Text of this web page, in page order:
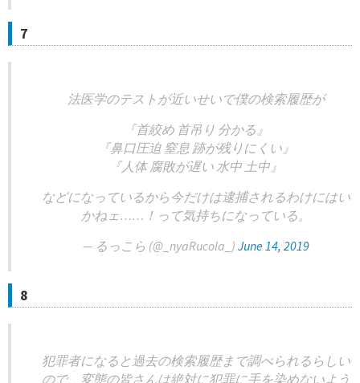
7
法医学のテストが近いせいで僕の検索履歴が
『首絞め 首吊り 分かる』
『鼻口圧迫 窒息 跡が残りにくい』
『人体 腐敗が遅い 水中 土中』
などになっているから今だけは逮捕されるわけにはい
かねェ……！って気持ちになっている。
— るっこら (@_nyaRucola_) June 14, 2019
8
犯罪者になると過去の検索履歴まで調べられるらしい
ので、変態の皆さんは絶対に犯罪に手を染めないよう